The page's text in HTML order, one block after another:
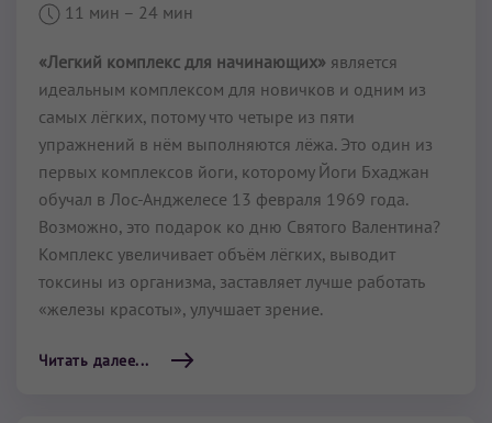
11 мин – 24 мин
«Легкий комплекс для начинающих» является
идеальным комплексом для новичков и одним из
самых лёгких, потому что четыре из пяти
упражнений в нём выполняются лёжа. Это один из
первых комплексов йоги, которому Йоги Бхаджан
обучал в Лос-Анджелесе 13 февраля 1969 года.
Возможно, это подарок ко дню Святого Валентина?
Комплекс увеличивает объём лёгких, выводит
токсины из организма, заставляет лучше работать
«железы красоты», улучшает зрение.
Читать далее...